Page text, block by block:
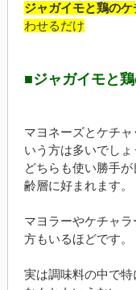
ジャガイモと鶏のケ
わせるだけ
■ジャガイモと
マヨネーズとケチ
いう方は多いでしょ
どちらも使い勝手
齢層に好まれます。
マヨラーやケチャ
方もいるほどです。
実は調味料の中で特